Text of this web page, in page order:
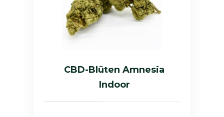
CBD-Blüten Amnesia
Indoor